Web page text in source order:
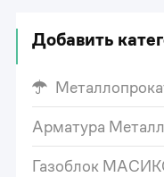
Добавить
Арматура
Газоблок